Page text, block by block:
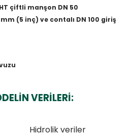
çiftli manşon DN 50
(5 inç) ve contalı DN 100 giriş
VERİLERİ:
Hidrolik veriler